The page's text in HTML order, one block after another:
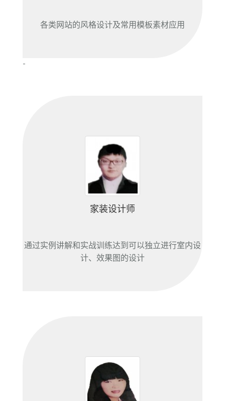
各类网站的风格设计及常用模板素材应用
-
家装设计师
通过实例讲解和实战训练达到可以独立进行室内设
计、效果图的设计